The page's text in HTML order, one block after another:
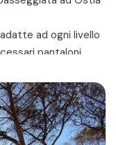
ad ogni livello
pantaloni
ad Ostia per gite
o con amici!